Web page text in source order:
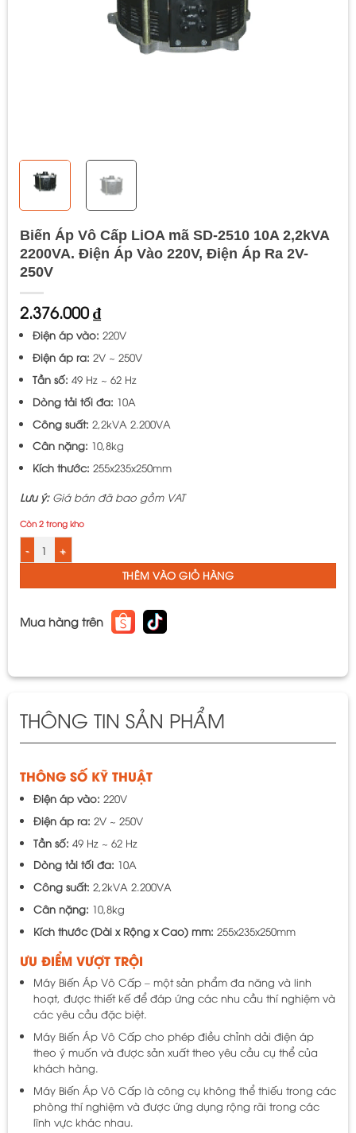
Biến Áp Vô Cấp LiOA mã SD-2510 10A 2,2kVA
2200VA. Điện Áp Vào 220V, Điện Áp Ra 2V-
250V
2.376.000₫
Điện áp vào: 220V
Điện áp ra: 2V ~ 250V
Tần số: 49 Hz ~ 62 Hz
Dòng tải tối đa: 10A
Công suất: 2,2kVA 2.200VA
Cân nặng: 10,8kg
Kích thước: 255x235x250mm
Lưu ý:Giá bán đã bao gồm VAT
Còn 2 trong kho
THÊM VÀO GIỎ HÀNG
Mua hàng trên
THÔNG TIN SẢN PHẨM
THÔNG SỐ KỸ THUẬT
Điện áp vào: 220V
Điện áp ra: 2V ~ 250V
Tần số: 49 Hz ~ 62 Hz
Dòng tải tối đa: 10A
Công suất: 2,2kVA 2.200VA
Cân nặng: 10,8kg
Kích thước (Dài x Rộng x Cao) mm: 255x235x250mm
ƯU ĐIỂM VƯỢT TRỘI
Máy Biến Áp Vô Cấp – một sản phẩm đa năng và linh
hoạt, được thiết kế để đáp ứng các nhu cầu thí nghiệm và
các yêu cầu đặc biệt.
Máy Biến Áp Vô Cấp cho phép điều chỉnh dải điện áp
theo ý muốn và được sản xuất theo yêu cầu cụ thể của
khách hàng.
Máy Biến Áp Vô Cấp là công cụ không thể thiếu trong các
phòng thí nghiệm và được ứng dụng rộng rãi trong các
lĩnh vực khác nhau.